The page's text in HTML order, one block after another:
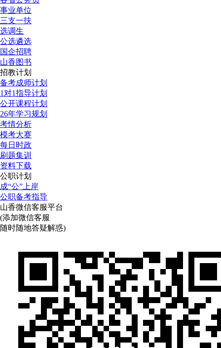
事业单位
三支一扶
选调生
公选遴选
国企招聘
山香图书
招教计划
备考成师计划
1对1指导计划
公开课程计划
26年学习规划
考情分析
模考大赛
每日时政
刷题集训
资料下载
公职计划
成“公”上岸
公职备考指导
山香微信客服平台
(添加微信客服
随时随地答疑解惑)